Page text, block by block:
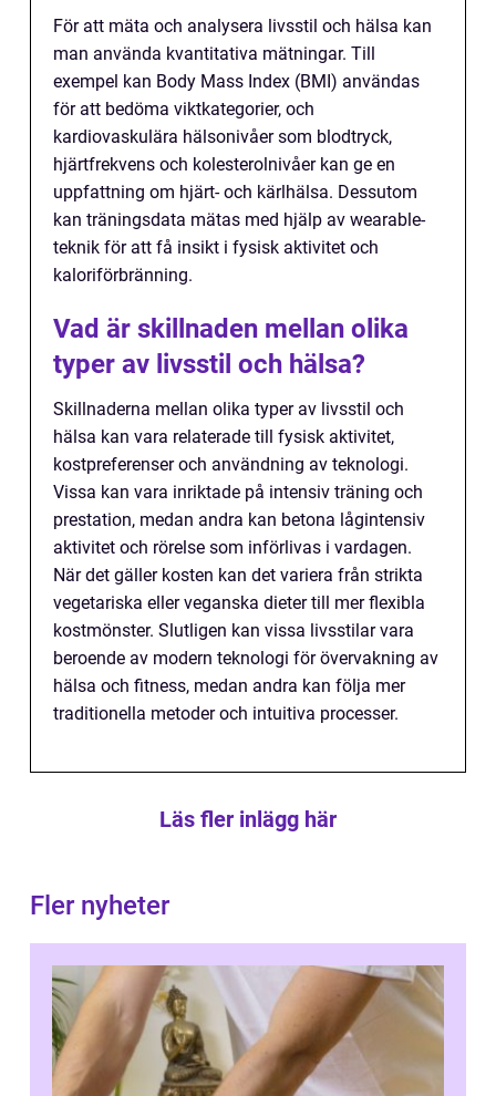
För att mäta och analysera livsstil och hälsa kan
man använda kvantitativa mätningar. Till
exempel kan Body Mass Index (BMI) användas
för att bedöma viktkategorier, och
kardiovaskulära hälsonivåer som blodtryck,
hjärtfrekvens och kolesterolnivåer kan ge en
uppfattning om hjärt- och kärlhälsa. Dessutom
kan träningsdata mätas med hjälp av wearable-
teknik för att få insikt i fysisk aktivitet och
kaloriförbränning.
Vad är skillnaden mellan olika
typer av livsstil och hälsa?
Skillnaderna mellan olika typer av livsstil och
hälsa kan vara relaterade till fysisk aktivitet,
kostpreferenser och användning av teknologi.
Vissa kan vara inriktade på intensiv träning och
prestation, medan andra kan betona lågintensiv
aktivitet och rörelse som införlivas i vardagen.
När det gäller kosten kan det variera från strikta
vegetariska eller veganska dieter till mer flexibla
kostmönster. Slutligen kan vissa livsstilar vara
beroende av modern teknologi för övervakning av
hälsa och fitness, medan andra kan följa mer
traditionella metoder och intuitiva processer.
Läs fler inlägg här
Fler nyheter